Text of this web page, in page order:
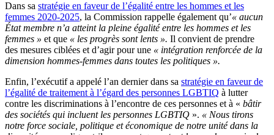
Dans sa stratégie en faveur de l’égalité entre les hommes et les
femmes 2020-2025, la Commission rappelle également qu’« aucun
État membre n’a atteint la pleine égalité entre les hommes et les
femmes » et que « les progrès sont lents ». Il convient de prendre
des mesures ciblées et d’agir pour une « intégration renforcée de la
dimension hommes-femmes dans toutes les politiques ».
Enfin, l’exécutif a appelé l’an dernier dans sa stratégie en faveur de
l’égalité de traitement à l’égard des personnes LGBTIQ à lutter
contre les discriminations à l’encontre de ces personnes et à « bâtir
des sociétés qui incluent les personnes LGBTIQ ». « Nous tirons
notre force sociale, politique et économique de notre unité dans la